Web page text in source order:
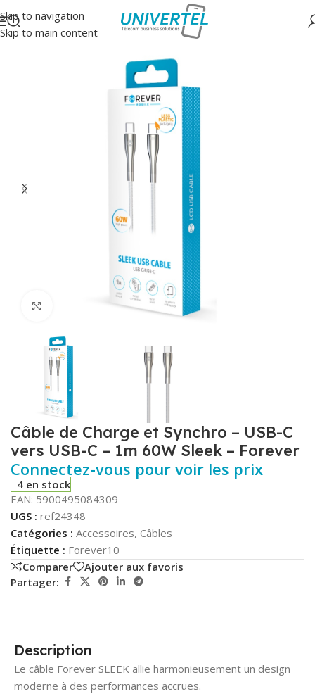
Skip to navigation
Skip to main content
Accueil/Accessoires
Click to enlarge
Câble de Charge et Synchro – USB-C
vers USB-C – 1m 60W Sleek – Forever
Connectez-vous pour voir les prix
4 en stock
EAN: 5900495084309
UGS : ref24348
Catégories : Accessoires, Câbles
Étiquette : Forever10
Comparer
Ajouter aux favoris
Partager:
Description
Le câble Forever SLEEK allie harmonieusement un design
moderne à des performances accrues.